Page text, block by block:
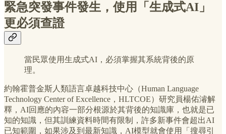
緊急突發事件發生，使用「生成式AI」
更必須查證
當民眾使用生成式AI，必須掌握其系統背後的原
理。
約翰霍普金斯人類語言卓越科技中心（Human Language
Technology Center of Excellence，HLTCOE）研究員楊佑濬解
釋，AI回應的內容一部分根源於其背後的知識庫，也就是已
知的知識，但其訓練資料時間有限制，許多新事件會超出AI
已知範圍，如果涉及到最新知識，AI模型就會使用「搜尋引